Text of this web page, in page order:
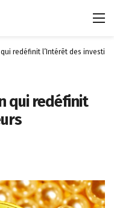
redéfinit l’Intérêt des
qui redéfinit